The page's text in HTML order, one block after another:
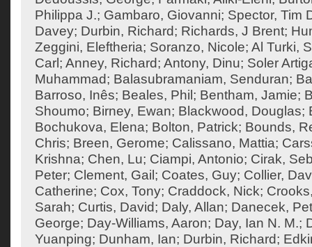
Philippa J.; Gambaro, Giovanni; Spector, Tim
Davey; Durbin, Richard; Richards, J Brent;
Zeggini, Eleftheria; Soranzo, Nicole; Al Turki,
Carl ; Anney, Richard; Antony, Dinu; Soler
Muhammad; Balasubramaniam, Senduran;
Barroso, Inês; Beales, Phil ; Bentham, Jamie;
Shoumo; Birney, Ewan; Blackwood, Douglas;
Bochukova, Elena; Bolton, Patrick; Bounds,
Chris; Breen, Gerome; Calissano, Mattia;
Krishna; Chen, Lu; Ciampi, Antonio; Cirak,
Peter; Clement, Gail ; Coates, Guy; Collier,
Catherine; Cox, Tony; Craddock, Nick;
Sarah; Curtis, David; Daly, Allan; Danecek,
George; Day-Williams, Aaron; Day, Ian N. M.;
Yuanping; Dunham, Ian; Durbin, Richard;